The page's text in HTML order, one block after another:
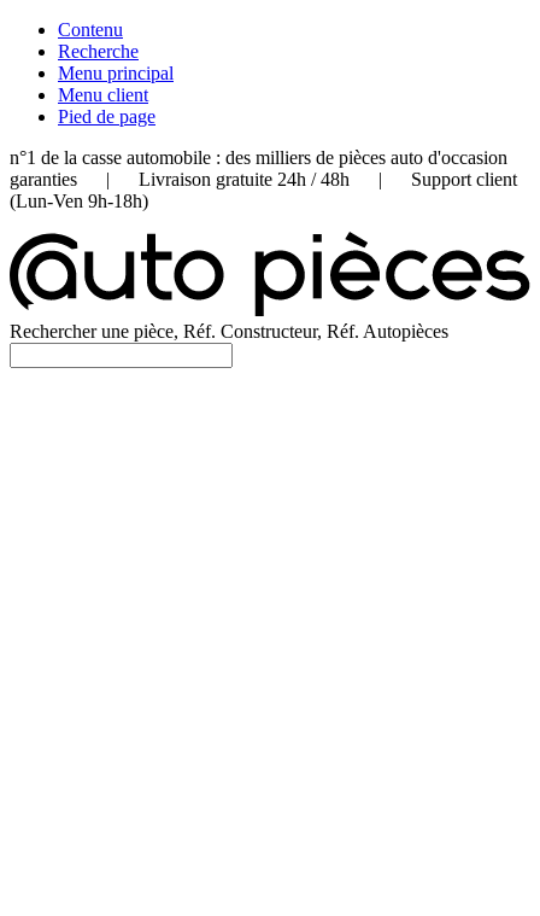
Contenu
Recherche
Menu principal
Menu client
Pied de page
n°1 de la casse automobile : des milliers de pièces auto d'occasion
garanties | Livraison gratuite 24h / 48h | Support client
(Lun-Ven 9h-18h)
Rechercher une pièce, Réf. Constructeur, Réf. Autopièces